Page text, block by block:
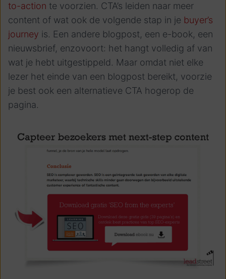
to-action te voorzien. CTA’s leiden naar meer
content of wat ook de volgende stap in je buyer’s
journey is. Een andere blogpost, een e-book, een
nieuwsbrief, enzovoort: het hangt volledig af van
wat je hebt uitgestippeld. Maar omdat niet elke
lezer het einde van een blogpost bereikt, voorzie
je best ook een alternatieve CTA hogerop de
pagina.